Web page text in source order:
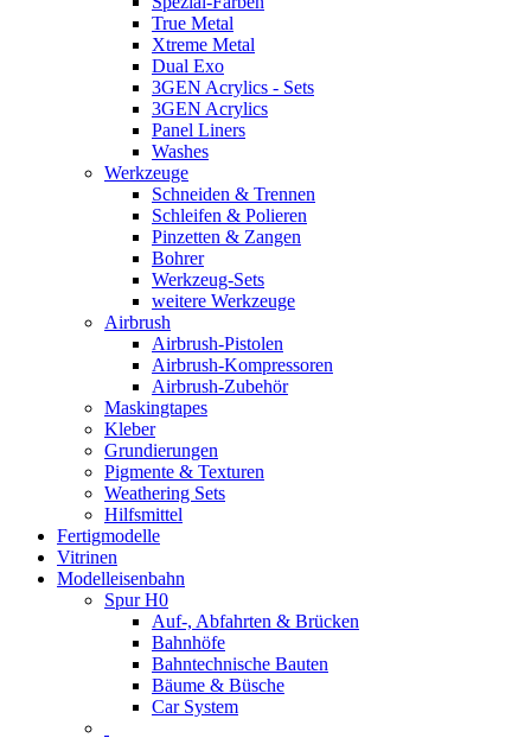
True Metal
Xtreme Metal
Dual Exo
3GEN Acrylics - Sets
3GEN Acrylics
Panel Liners
Washes
Werkzeuge
Schneiden & Trennen
Schleifen & Polieren
Pinzetten & Zangen
Bohrer
Werkzeug-Sets
weitere Werkzeuge
Airbrush
Airbrush-Pistolen
Airbrush-Kompressoren
Airbrush-Zubehör
Maskingtapes
Kleber
Grundierungen
Pigmente & Texturen
Weathering Sets
Hilfsmittel
Fertigmodelle
Vitrinen
Modelleisenbahn
Spur H0
Auf-, Abfahrten & Brücken
Bahnhöfe
Bahntechnische Bauten
Bäume & Büsche
Car System